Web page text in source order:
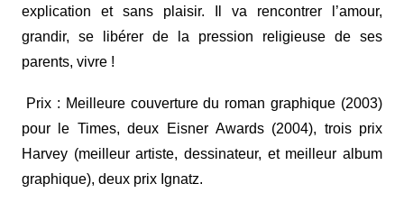
explication et sans plaisir. Il va rencontrer l’amour,
grandir, se libérer de la pression religieuse de ses
parents, vivre !
Prix : Meilleure couverture du roman graphique (2003)
pour le Times, deux Eisner Awards (2004), trois prix
Harvey (meilleur artiste, dessinateur, et meilleur album
graphique), deux prix Ignatz.